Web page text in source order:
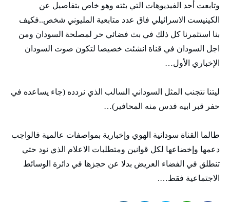
وتابعت أحد الفيديوهات التي بثته وهو خاص بتفاصيل عن
الكينيست الاسرائيلي فاق عدد متابعية المليوني شخص..فكيف
بنا استثمرنا كل ذلك في بث فضائي حر لمصلحة السودان ومن
اجل السودان في قناة انشئت خصيصا لتكون صوت السودان
الإخباري الأول…
ليتنا نتجنب المثل السوداني السالب الذي نردده (جاء يساعده في
حفر قبر ابيه فدس منه المحافير)…
طالما القناة سودانية الهوي وإخبارية بمواصفات عالمية فالواجب
دعمها وإخضاعها لكل قوانين ومتطلبات الاعلام الذي نود حتي
تنطلق في الفضاء العريض بدلا عن حجزها في دائرة الوسائط
الاجتماعية فقط….